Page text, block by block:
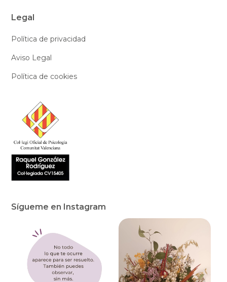
Legal
Política de privacidad
Aviso Legal
Política de cookies
Sígueme en Instagram